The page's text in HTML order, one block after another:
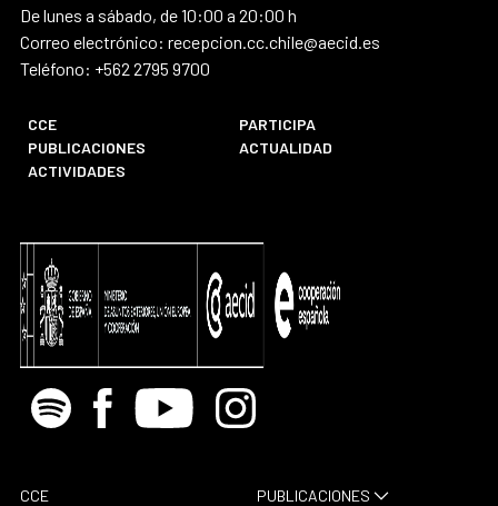
De lunes a sábado, de 10:00 a 20:00 h
Correo electrónico: recepcion.cc.chile@aecid.es
Teléfono: +562 2795 9700
CCE
PARTICIPA
PUBLICACIONES
ACTUALIDAD
ACTIVIDADES
Spotify Facebook
Youtube Instagram
CCE
PUBLICACIONES